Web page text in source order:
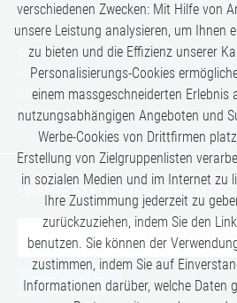
Romance
Safari-Erlebnisse
Simply the Best
Six Senses
Villen
Zugreisen
UNSERE EXKLUSIVEN
JETZT ANMELDEN
verschiedenen Zwecken: Mit Hilfe von
unsere Leistung analysieren, um Ihnen
zu bieten und die Effizienz unserer
Personalisierungs-Cookies
einem massgeschneiderten Erlebnis
nutzungsabhängigen Angeboten und
Werbe-Cookies von Drittfirmen
Erstellung von Zielgruppenlisten
in sozialen Medien und im Internet zu
Ihre Zustimmung jederzeit zu
zurückzuziehen, indem Sie den
benutzen. Sie können der
zustimmen, indem Sie auf
Informationen darüber, welche Daten